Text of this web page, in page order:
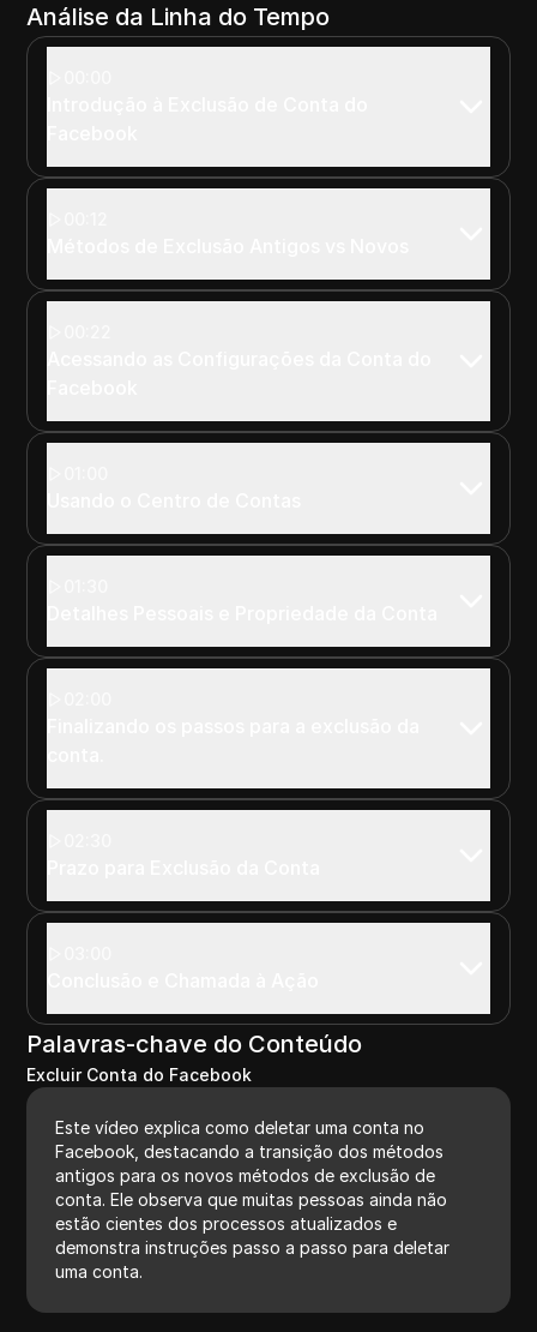
Análise da Linha do Tempo
Palavras-chave do Conteúdo
Excluir Conta do Facebook
Este vídeo explica como deletar uma conta no
Facebook, destacando a transição dos métodos
antigos para os novos métodos de exclusão de
conta. Ele observa que muitas pessoas ainda não
estão cientes dos processos atualizados e
demonstra instruções passo a passo para deletar
uma conta.